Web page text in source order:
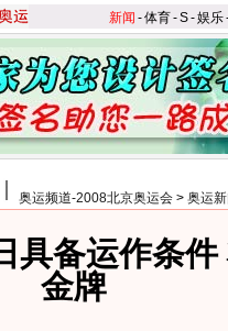
新闻 -体育-S-娱乐
奥运频道-2008北京奥运会 > 奥运
具备运作条
金牌